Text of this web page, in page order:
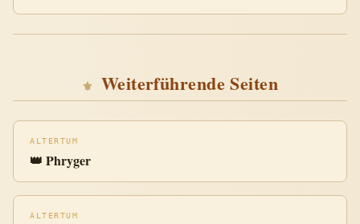
Weiterführende Seiten
ALTERTUM
👑 Phryger
ALTERTUM